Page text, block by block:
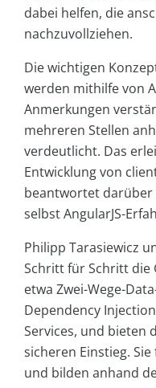
dabei helfen, die
nachzuvollziehen.
Die wichtigen
werden mithilfe von
Anmerkungen
mehreren Stellen
verdeutlicht. Das
Entwicklung von
beantwortet darüber
selbst AngularJS-
Philipp Tarasiewicz
Schritt für Schritt die
etwa Zwei-Wege-
Dependency
Services, und bieten
sicheren Einstieg.
und bilden anhand